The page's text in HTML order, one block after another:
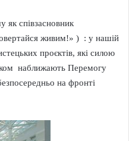
як співзасновник
живим!» ) : у нашій
проєктів, які силою
наближають Перемогу
на фронті